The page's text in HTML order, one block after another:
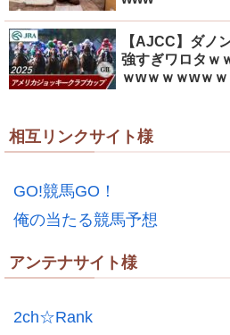
【AJCC】ダノ
強すぎワロタｗ
ｗwｗｗｗwｗｗ
相互リンクサイト様
GO!競馬GO！
俺の当たる競馬予想
アンテナサイト様
2ch☆Rank